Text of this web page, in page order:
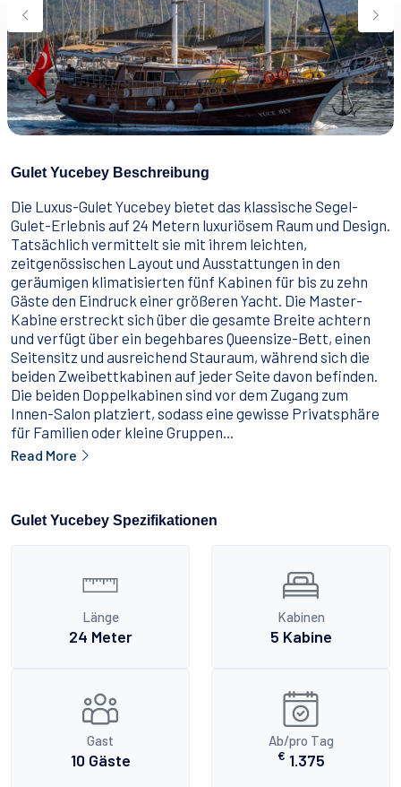
Essen & Trinken
Wie man bucht
Geschäftsbedingungen
Kontakt
Gulet Yucebey Beschreibung
Die Luxus-Gulet Yucebey bietet das klassische Segel-
Gulet-Erlebnis auf 24 Metern luxuriösem Raum und Design.
Tatsächlich vermittelt sie mit ihrem leichten,
zeitgenössischen Layout und Ausstattungen in den
geräumigen klimatisierten fünf Kabinen für bis zu zehn
Gäste den Eindruck einer größeren Yacht. Die Master-
Kabine erstreckt sich über die gesamte Breite achtern
und verfügt über ein begehbares Queensize-Bett, einen
Seitensitz und ausreichend Stauraum, während sich die
beiden Zweibettkabinen auf jeder Seite davon befinden.
Die beiden Doppelkabinen sind vor dem Zugang zum
Innen-Salon platziert, sodass eine gewisse Privatsphäre
für Familien oder kleine Gruppen...
Read More
Gulet Yucebey Spezifikationen
Länge
24 Meter
Kabinen
5 Kabine
Gast
10 Gäste
Ab/pro Tag
€ 1.375